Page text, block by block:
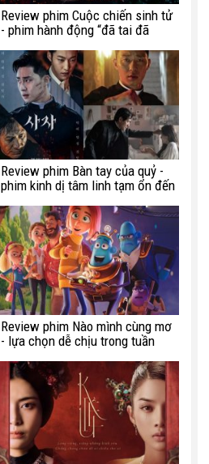
Review phim Cuộc chiến sinh tử
- phim hành động “đã tai đã
Review phim Bàn tay của quỷ -
phim kinh dị tâm linh tạm ổn đến
Review phim Nào mình cùng mơ
- lựa chọn dễ chịu trong tuần